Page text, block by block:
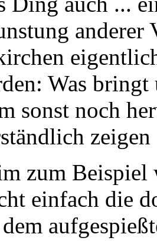
anderer
Was
sonst noch
zeigen
zum Beispiel
einfach die